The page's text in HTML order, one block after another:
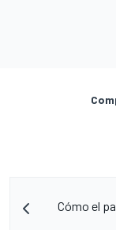
Cómo el